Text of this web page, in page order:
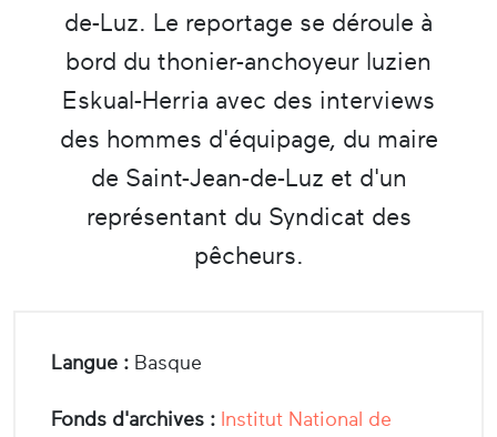
de-Luz. Le reportage se déroule à
bord du thonier-anchoyeur luzien
Eskual-Herria avec des interviews
des hommes d'équipage, du maire
de Saint-Jean-de-Luz et d'un
représentant du Syndicat des
pêcheurs.
Langue : Basque
Fonds d'archives : Institut National de